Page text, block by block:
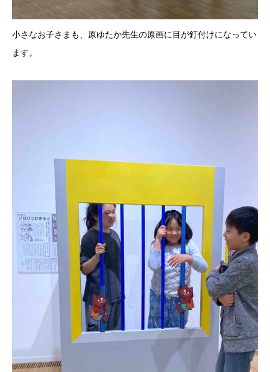
小さなお子さまも、原ゆたか先生の原画に目が釘付けになってい
ます。